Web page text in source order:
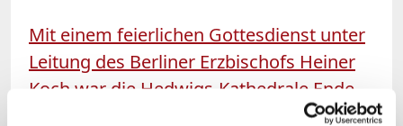
Mit einem feierlichen Gottesdienst unter
Leitung des Berliner Erzbischofs Heiner
Koch war die Hedwigs-Kathedrale Ende